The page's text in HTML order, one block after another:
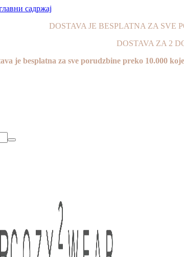
садржај
DOSTAVA JE BESPLATNA ZA SVE
DOSTAVA ZA 2
je besplatna za sve porudzbine preko 10.000